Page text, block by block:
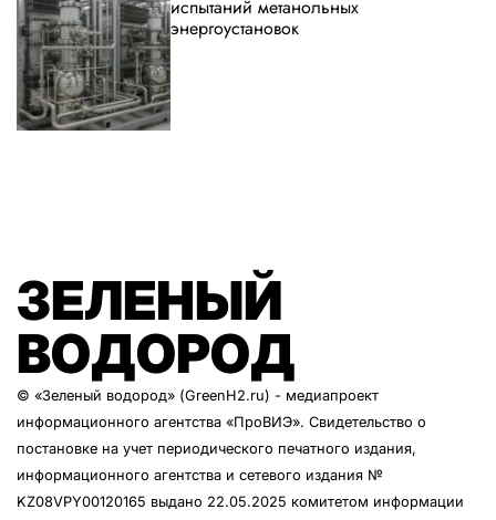
испытаний метанольных
энергоустановок
ЗЕЛЕНЫЙ
ВОДОРОД
© «Зеленый водород» (GreenH2.ru) - медиапроект
информационного агентства «ПроВИЭ». Свидетельство о
постановке на учет периодического печатного издания,
информационного агентства и сетевого издания №
KZ08VPY00120165 выдано 22.05.2025 комитетом информации